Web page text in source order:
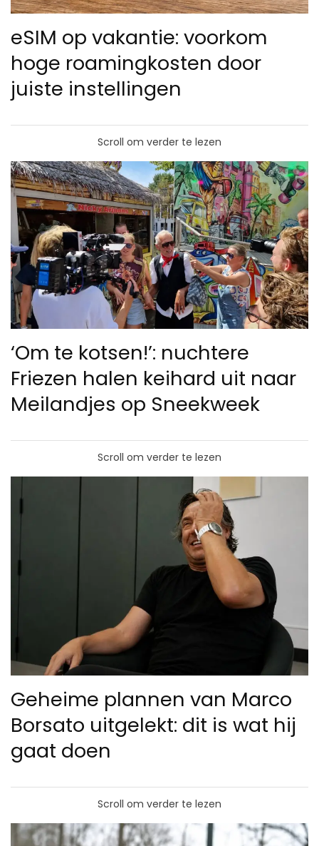
eSIM op vakantie: voorkom
hoge roamingkosten door
juiste instellingen
Scroll om verder te lezen
‘Om te kotsen!’: nuchtere
Friezen halen keihard uit naar
Meilandjes op Sneekweek
Scroll om verder te lezen
Geheime plannen van Marco
Borsato uitgelekt: dit is wat hij
gaat doen
Scroll om verder te lezen